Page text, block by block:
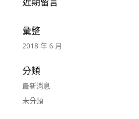
彙整
2018 年 6 月
分類
最新消息
未分類